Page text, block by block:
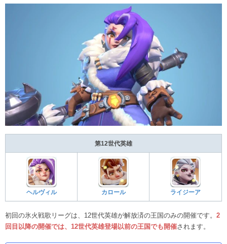
第12世代英雄
ヘルヴィル カロール ライジーア
初回の氷火戦歌リーグは、12世代英雄が解放済の王国のみの開催です。 2
回目以降の開催では、12世代英雄登場以前の王国でも開催されます。